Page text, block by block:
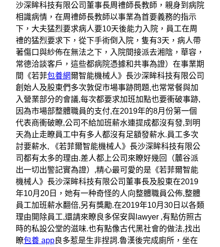
沙深眸科技有限公司董事長周禮師長教師，親身到病院
相識病情，在周禮師長教師以事業為首要義務的指示
下，大夫猛烈要求病人要10天後能力入院，員工在周
禮的猛烈要求下，從下手術倒入院，隻有3天，病人帶
著傷口與紗佈在無法之下，入院間接派去湘陰，華容，
常德洽談客戶，這些都病院憑據和共事為證）在事業期
間《若菲包養網爾智能機械人》長沙深眸科技有限公司
創始人及股東們多次敦促市場事跡問題,也常常餐與加
入營業部分的會議,每次都要求加班加點也要衝破事跡,
因為市場部整體職員的支付,在2019年的8月份第一個
代表商衝破瞭,公司不給加班薪水連提成都沒有發,到明
天為止走瞭員工中有多人都沒有足額發薪水.員工多次
討要薪水, 《若菲爾智能機械人》長沙深眸科技有限公
司都有太多的理由.差人都上公司來瞭好幾回（麓谷派
出一切出警記實為證）,精心最可愛的是《若菲爾智能
機械人》長沙深眸科技有限公司董事長及股東在2019
年10月20日，她有一种奇怪的人向整體職員公佈,整體
員工加班薪水翻倍,另有獎勵.在2019年10月30日以各類
理由開除員工,還請來瞭良多保安與lawyer ,有點仿照古
時的私設公堂的滋味.也有點像古代黑社會的做法,找出
瞭包養 app 良多惹是生非捏詞.魯漢後完成廁所，坐在